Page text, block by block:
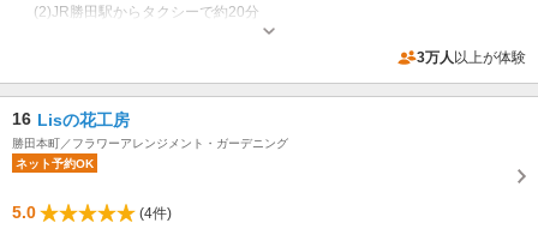
(2)JR勝田駅からタクシーで約20分
営業時間：9：00～15：30 休業：6月～12月中旬
3万人 以上が体験
16 Lisの花工房
勝田本町／フラワーアレンジメント・ガーデニング
ネット予約OK
5.0
(4件)